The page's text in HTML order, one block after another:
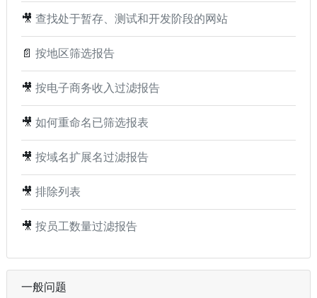
🎥 查找处于暂存、测试和开发阶段的网站
📄 按地区筛选报告
🎥 按电子商务收入过滤报告
🎥 如何重命名已筛选报表
🎥 按域名扩展名过滤报告
🎥 排除列表
🎥 按员工数量过滤报告
一般问题